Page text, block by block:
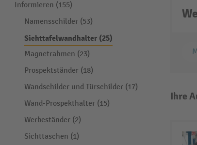
Informieren (155)
Namensschilder (53)
Sichttafelwandhalter (25)
Magnetrahmen (23)
Prospektständer (18)
Wandschilder und Türschilder (17)
Wand-Prospekthalter (15)
Werbeständer (2)
Sichttaschen (1)
Ihre